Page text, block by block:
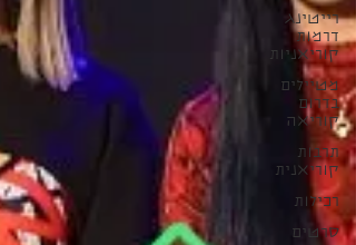
רייטינג
דרמות
קוריאניות
מטיילים
בדרום
קוריאה
תרבות
קוריאנית
רכילות
סרטים